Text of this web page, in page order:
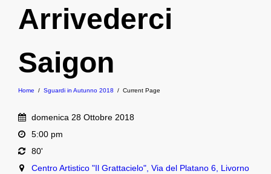
Arrivederci
Saigon
Home / Sguardi in Autunno 2018 / Current Page
domenica 28 Ottobre 2018
5:00 pm
80'
Centro Artistico "Il Grattacielo", Via del Platano 6, Livorno